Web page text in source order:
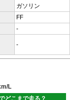
ガソリン
FF
-
-
L